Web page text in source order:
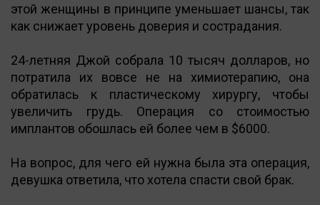
этой женщины в принципе уменьшает шансы, так
как снижает уровень доверия и сострадания.
24-летняя Джой собрала 10 тысяч долларов, но
потратила их вовсе не на химиотерапию, она
обратилась к пластическому хирургу, чтобы
увеличить грудь. Операция со стоимостью
имплантов обошлась ей более чем в $6000.
На вопрос, для чего ей нужна была эта операция,
девушка ответила, что хотела спасти свой брак.